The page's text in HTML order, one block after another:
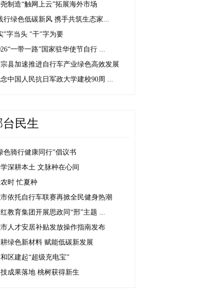
尧制造“触网上云”拓展海外市场
行绿色低碳新风 携手共筑生态家...
"字当头 "干"字为要
一带一路”国家驻华使节自行 ...
县加速推进自行车产业绿色高效发展
中国人民抗日军政大学建校90周 ...
台民生
色骑行健康同行”倡议书
深耕本土 文脉种在心间
时 忙夏种
依托自行车联赛再掀全民健身热潮
教育集团开展思政同“邢”主题 ...
人才安居补贴发放操作指南发布
绿色新材料 赋能低碳新发展
区建起“超级充电宝”
成果落地 桃树获得新生